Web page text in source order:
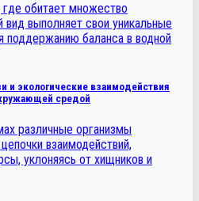
где обитает множество
выполняет свои уникальные
поддержанию баланса в водной
и экологические взаимодействия
средой
различные организмы
взаимодействий,
уклоняясь от хищников и